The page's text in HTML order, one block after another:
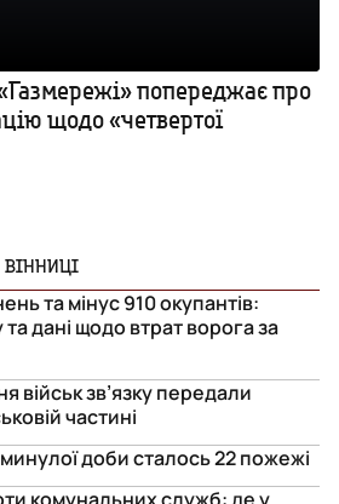
попереджає про
щодо «четвертої
та мінус 910 окупантів:
дані щодо втрат ворога за
військ зв’язку передали
частині
доби сталось 22 пожежі